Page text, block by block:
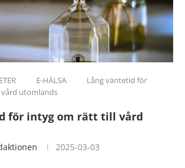
E-HÄLSA
Lång väntetid för
utomlands
för intyg om rätt till vård
2025-03-03